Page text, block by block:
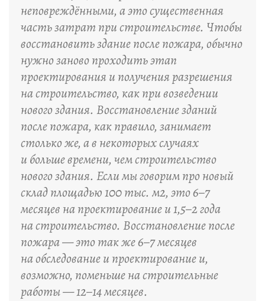
неповреждёнными, а это существенная
часть затрат при строительстве. Чтобы
восстановить здание после пожара, обычно
нужно заново проходить этап
проектирования и получения разрешения
на строительство, как при возведении
нового здания. Восстановление зданий
после пожара, как правило, занимает
столько же, а в некоторых случаях
и больше времени, чем строительство
нового здания. Если мы говорим про новый
склад площадью 100 тыс. м2, это 6–7
месяцев на проектирование и 1,5–2 года
на строительство. Восстановление после
пожара — это так же 6–7 месяцев
на обследование и проектирование и,
возможно, поменьше на строительные
работы — 12–14 месяцев.